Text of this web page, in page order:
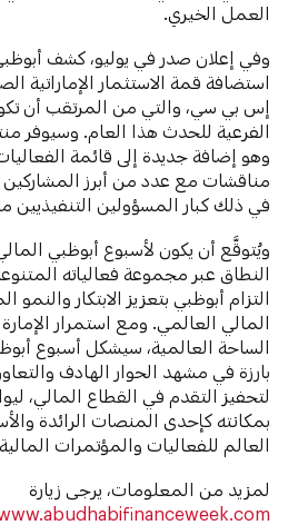
العمل الخيري.
وفي إعلان صدر في يوليو، كشف
استضافة قمة الاستثمار الإماراتية
إس بي سي، والتي من المرتقب أن
الفرعية للحدث هذا العام. وسيوفر
وهو إضافة جديدة إلى قائمة
مناقشات مع عدد من أبرز المشاركين
في ذلك كبار المسؤولين التنفيذيين
ويُتوقَّع أن يكون لأسبوع أبوظبي
النطاق عبر مجموعة فعالياته
التزام أبوظبي بتعزيز الابتكار
المالي العالمي. ومع استمرار الإمارة
بارزة في مشهد الحوار الهادف
لتحفيز التقدم في القطاع المالي،
بمكانته كإحدى المنصات الرائدة
العالم للفعاليات والمؤتمرات المالية.
لمزيد من المعلومات، يرجى زيارة
www.abudhabifinanceweek.com